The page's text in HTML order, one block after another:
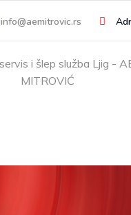
info@aemitrovic.rs